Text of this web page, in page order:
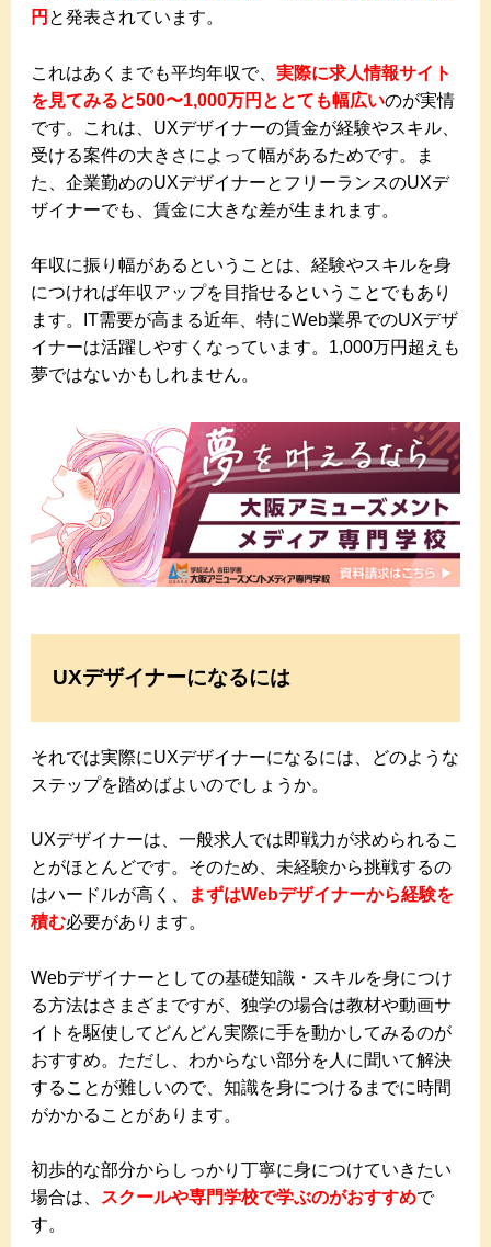
円 と発表されています。
これはあくまでも平均年収で、 実際に求人情報サイト
を見てみると500〜1,000万円ととても幅広いのが実情
です。これは、UXデザイナーの賃金が経験やスキル、
受ける案件の大きさによって幅があるためです。ま
た、企業勤めのUXデザイナーとフリーランスのUXデ
ザイナーでも、賃金に大きな差が生まれます。
年収に振り幅があるということは、経験やスキルを身
につければ年収アップを目指せるということでもあり
ます。IT需要が高まる近年、特にWeb業界でのUXデザ
イナーは活躍しやすくなっています。1,000万円超えも
夢ではないかもしれません。
UXデザイナーになるには
それでは実際にUXデザイナーになるには、どのような
ステップを踏めばよいのでしょうか。
UXデザイナーは、一般求人では即戦力が求められるこ
とがほとんどです。そのため、未経験から挑戦するの
はハードルが高く、
まずはWebデザイナーから経験を
積む必要があります。
Webデザイナーとしての基礎知識・スキルを身につけ
る方法はさまざまですが、独学の場合は教材や動画サ
イトを駆使してどんどん実際に手を動かしてみるのが
おすすめ。ただし、わからない部分を人に聞いて解決
することが難しいので、知識を身につけるまでに時間
がかかることがあります。
初歩的な部分からしっかり丁寧に身につけていきたい
場合は、
スクールや専門学校で学ぶのがおすすめで
す。